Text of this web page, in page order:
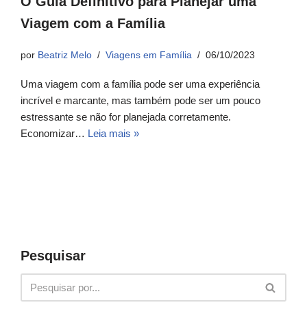
Viagem com a Família
por Beatriz Melo Viagens em Família 06/10/2023
Uma viagem com a família pode ser uma experiência
incrível e marcante, mas também pode ser um pouco
estressante se não for planejada corretamente.
Economizar… Leia mais »
Pesquisar